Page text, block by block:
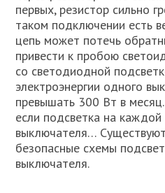
первых, резистор сильно
таком подключении есть
цепь может потечь
привести к пробою
со светодиодной
электроэнергии одного
превышать 300 Вт в
если подсветка на
выключателя…
безопасные схемы
выключателя.